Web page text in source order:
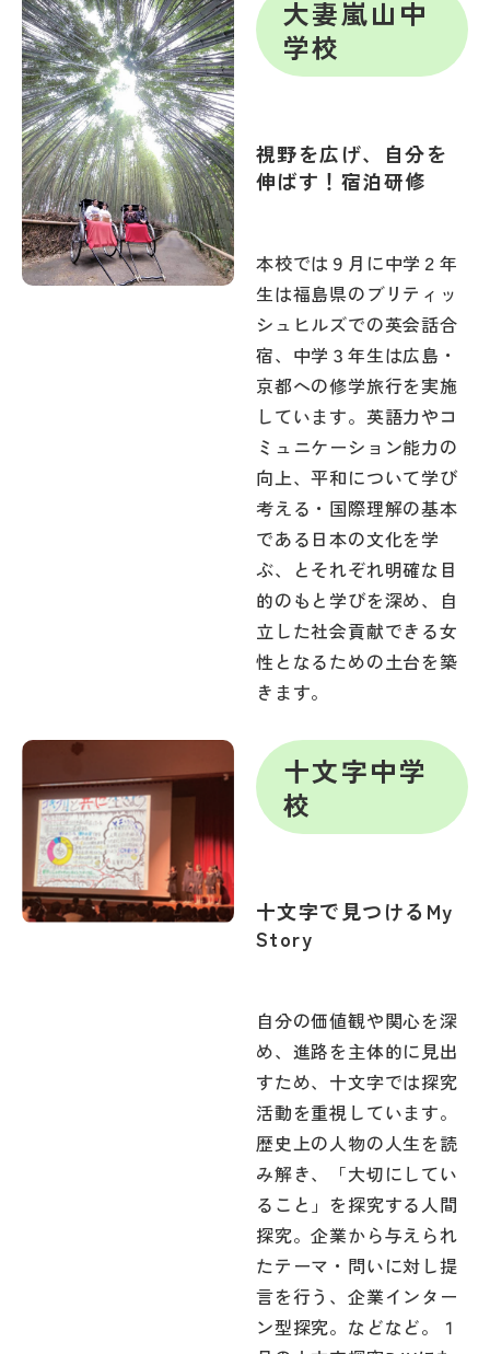
大妻嵐山中
学校
視野を広げ、自分を
伸ばす！宿泊研修
本校では９月に中学２年
生は福島県のブリティッ
シュヒルズでの英会話合
宿、中学３年生は広島・
京都への修学旅行を実施
しています。英語力やコ
ミュニケーション能力の
向上、平和について学び
考える・国際理解の基本
である日本の文化を学
ぶ、とそれぞれ明確な目
的のもと学びを深め、自
立した社会貢献できる女
性となるための土台を築
きます。
十文字中学
校
十文字で見つけるMy
Story
自分の価値観や関心を深
め、進路を主体的に見出
すため、十文字では探究
活動を重視しています。
歴史上の人物の人生を読
み解き、「大切にしてい
ること」を探究する人間
探究。企業から与えられ
たテーマ・問いに対し提
言を行う、企業インター
ン型探究。などなど。１